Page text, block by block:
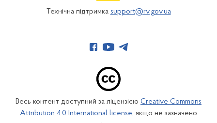
Технічна підтримка support@rv.gov.ua
Весь контент доступний за ліцензією Creative Commons
Attribution 4.0 International license, якщо не зазначено